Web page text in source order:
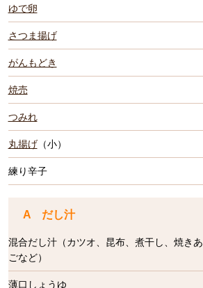
ゆで卵
さつま揚げ
がんもどき
焼売
つみれ
丸揚げ（小）
練り辛子
A だし汁
混合だし汁（カツオ、昆布、煮干し、焼きあ
ごなど）
薄口しょうゆ